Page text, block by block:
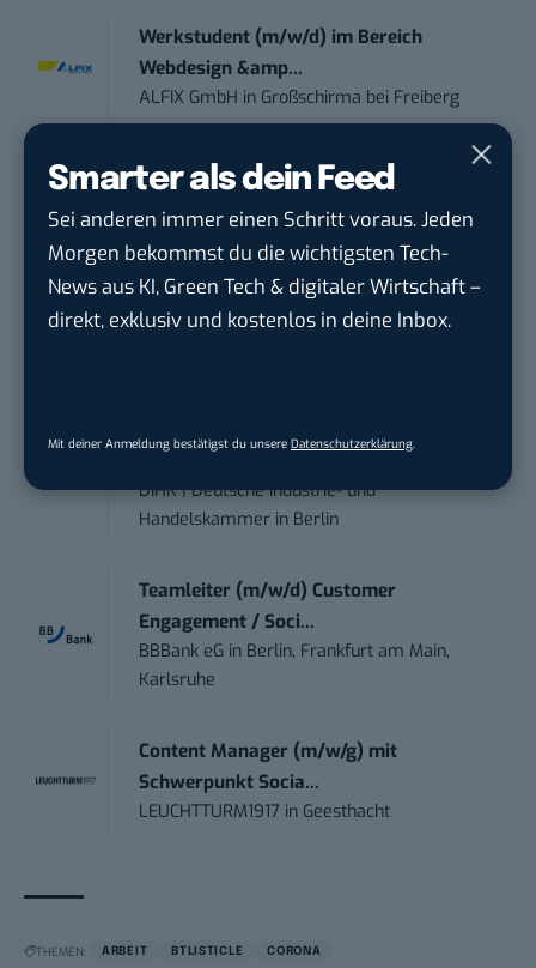
Smarter als dein Feed
Sei anderen immer einen Schritt voraus. Jeden
Morgen bekommst du die wichtigsten Tech-
News aus KI, Green Tech & digitaler Wirtschaft –
direkt, exklusiv und kostenlos in deine Inbox.
Mit deiner Anmeldung bestätigst du unsere Datenschutzerklärung.
Werkstudent (m/w/d) im Bereich
Webdesign &amp...
ALFIX GmbH in Großschirma bei Freiberg
Mitarbeiter (m/w/d) Customer
BBBank eG inBerlin, Frankfurt am Main,
Karlsruhe
Senior ASIC Digital Lead – ATPG & M...
DIHK | Deutsche Industrie- und
Handelskammer in Berlin
Teamleiter (m/w/d) Customer
Engagement / Soci...
BBBank eG in Berlin, Frankfurt am Main,
Karlsruhe
Content Manager (m/w/g) mit
Schwerpunkt Socia...
LEUCHTTURM1917 in Geesthacht
THEMEN: ARBEIT BTLISTICLE CORONA